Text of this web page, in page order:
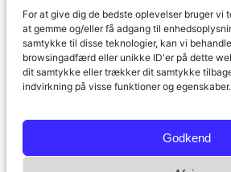
For at give dig de bedste oplevelser bruger vi
at gemme og/eller få adgang til
samtykke til disse teknologier, kan vi
browsingadfærd eller unikke ID'er på dette
dit samtykke eller trækker dit samtykke
indvirkning på visse funktioner og egenskaber.
Godkend
FagmedierPrepressOm